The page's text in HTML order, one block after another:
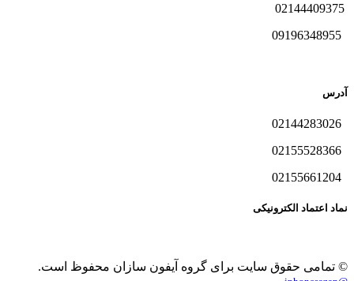
آدرس
نماد اعتماد الکترونیکی
© تمامی حقوق سایت برای گروه آیفون سازان محفوظ است.